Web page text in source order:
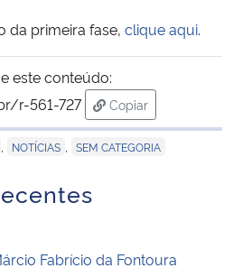
Inovações e Comunicações
Direitos Humanos
da primeira fase, clique aqui.
este conteúdo:
r-561-727
Copiar
para área de
NOTÍCIAS SEM CATEGORIA
Fabrício da Fontoura